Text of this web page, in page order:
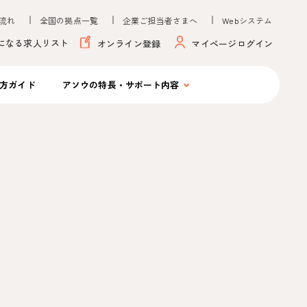
れ 全国の拠点一覧 企業ご担当者さまへ Webシステム
なる求人リスト オンライン登録 マイページログイン
ガイド アソウの特長・サポート内容